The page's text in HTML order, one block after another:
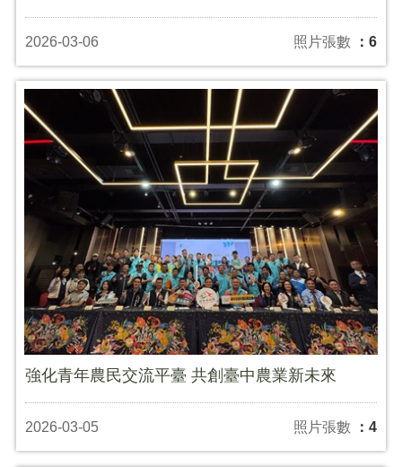
2026-03-06 照片張數 ：6
強化青年農民交流平臺 共創臺中農業新未來
2026-03-05 照片張數 ：4